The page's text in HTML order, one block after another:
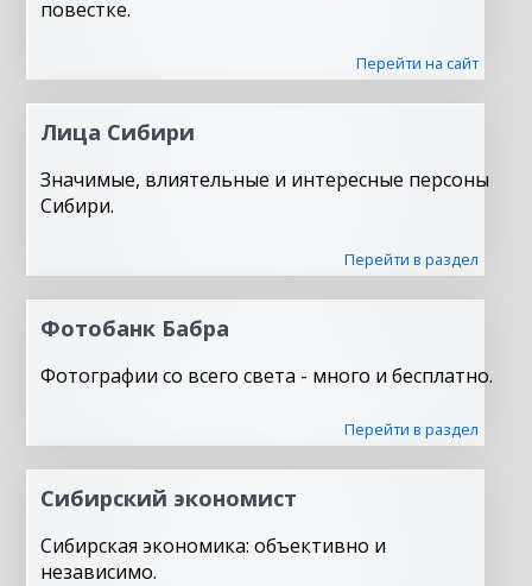
повестке.
Перейти на сайт
Лица Сибири
Значимые, влиятельные и интересные персоны
Сибири.
Перейти в раздел
Фотобанк Бабра
Фотографии со всего света - много и бесплатно.
Перейти в раздел
Сибирский экономист
Сибирская экономика: объективно и
независимо.